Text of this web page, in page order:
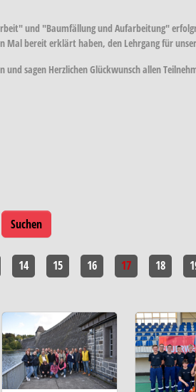
und "Baumfällung und Aufarbeitung"
Mal bereit erklärt haben, den Lehrgang für
sagen Herzlichen Glückwunsch allen
14 15 16 17 18